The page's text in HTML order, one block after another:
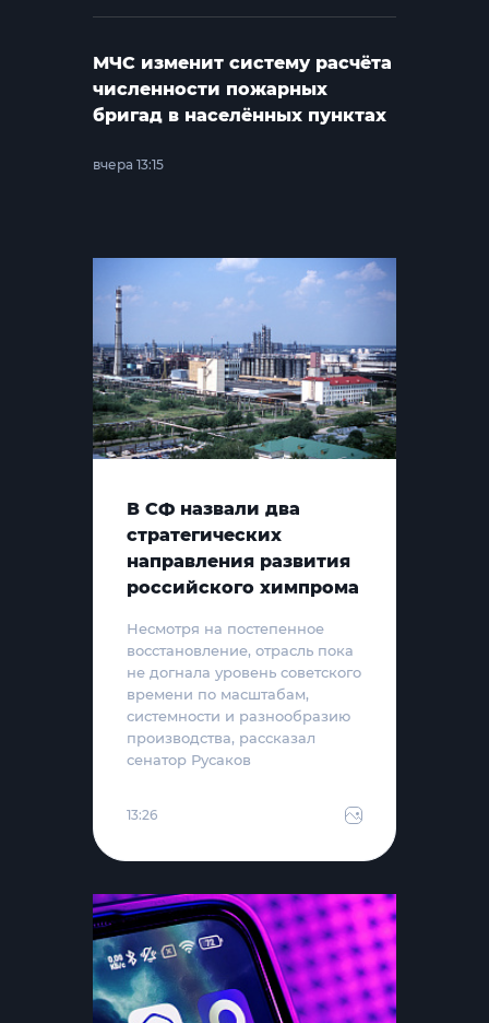
МЧС изменит систему расчёта
численности пожарных
бригад в населённых пунктах
вчера 13:15
В СФ назвали два
стратегических
направления развития
российского химпрома
Несмотря на постепенное
восстановление, отрасль пока
не догнала уровень советского
времени по масштабам,
системности и разнообразию
производства, рассказал
сенатор Русаков
13:26